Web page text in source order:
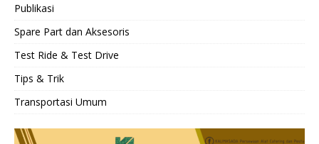
Publikasi
Spare Part dan Aksesoris
Test Ride & Test Drive
Tips & Trik
Transportasi Umum